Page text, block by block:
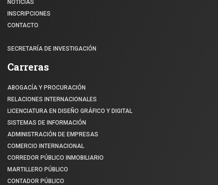
NOTICIAS
INSCRIPCIONES
CONTACTO
SECRETARÍA DE INVESTIGACIÓN
Carreras
ABOGACÍA Y PROCURACIÓN
RELACIONES INTERNACIONALES
LICENCIATURA EN DISEÑO GRÁFICO Y DIGITAL
SISTEMAS DE INFORMACIÓN
ADMINISTRACIÓN DE EMPRESAS
COMERCIO INTERNACIONAL
CORREDOR PÚBLICO INMOBILIARIO
MARTILLERO PÚBLICO
CONTADOR PÚBLICO